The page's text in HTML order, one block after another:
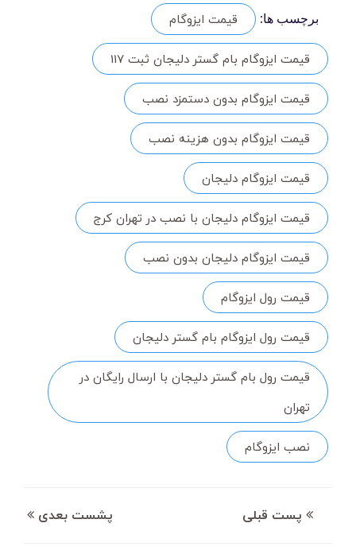
برچسب ها:
قیمت ایزوگام
قیمت ایزوگام بام گستر دلیجان ثبت 117
قیمت ایزوگام بدون دستمزد نصب
قیمت ایزوگام بدون هزینه نصب
قیمت ایزوگام دلیجان
قیمت ایزوگام دلیجان با نصب در تهران کرج
قیمت ایزوگام دلیجان بدون نصب
قیمت رول ایزوگام
قیمت رول ایزوگام بام گستر دلیجان
قیمت رول بام گستر دلیجان با ارسال رایگان در
تهران
نصب ایزوگام
پست قبلی پشست بعدی